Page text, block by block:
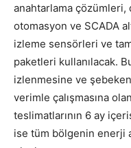
anahtarlama
otomasyon ve SCADA
izleme sensörleri ve
paketleri kullanılacak.
izlenmesine ve
verimle çalışmasına
teslimatlarının 6 ay
ise tüm bölgenin enerji